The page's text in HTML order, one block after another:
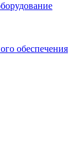
обеспечения